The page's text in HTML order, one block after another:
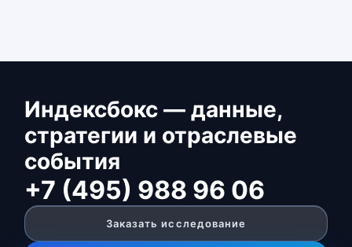
Индексбокс — данные,
стратегии и отраслевые
события
+7 (495) 988 96 06
Заказать исследование